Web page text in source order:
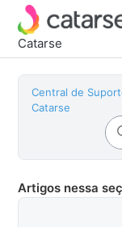
Catarse
Central de
Catarse
Artigos nessa